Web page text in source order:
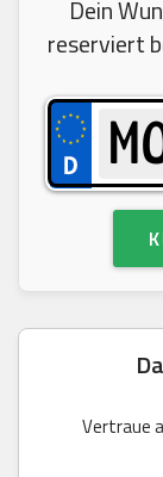
Dein
reserviert
Vertraue